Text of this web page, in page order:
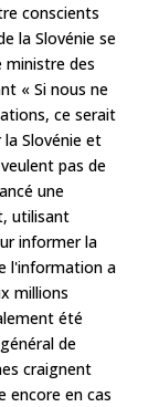
conscients
la Slovénie se
des
« Si nous ne
ce serait
Slovénie et
pas de
une
utilisant
informer la
l'information a
millions
été
de
craignent
encore en cas